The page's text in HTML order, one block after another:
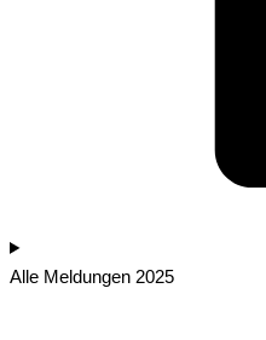
Alle Meldungen 2025